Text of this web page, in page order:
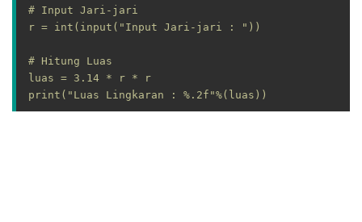
# Input Jari-jari
r = int(input("Input Jari-jari : "))
# Hitung Luas
luas = 3.14 * r * r
print("Luas Lingkaran : %.2f"%(luas))